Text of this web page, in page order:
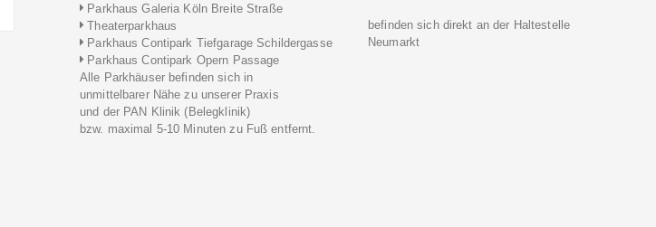
Parkhaus Galeria Köln Breite Straße
Theaterparkhaus
Parkhaus Contipark Tiefgarage Schildergasse
Parkhaus Contipark Opern Passage
Alle Parkhäuser befinden sich in
unmittelbarer Nähe zu unserer Praxis
und der PAN Klinik (Belegklinik)
bzw. maximal 5-10 Minuten zu Fuß entfernt.
befinden sich direkt an der Haltestelle
Neumarkt